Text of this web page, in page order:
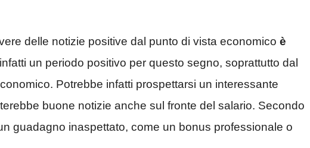
delle notizie positive dal punto di vista economico è
un periodo positivo per questo segno, soprattutto dal
Potrebbe infatti prospettarsi un interessante
buone notizie anche sul fronte del salario. Secondo
guadagno inaspettato, come un bonus professionale o